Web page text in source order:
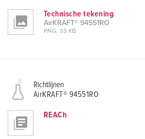
Technische tekening
AirKRAFT® 94551RO
PNG, 33 KB
Richtlijnen
AirKRAFT® 94551RO
REACh